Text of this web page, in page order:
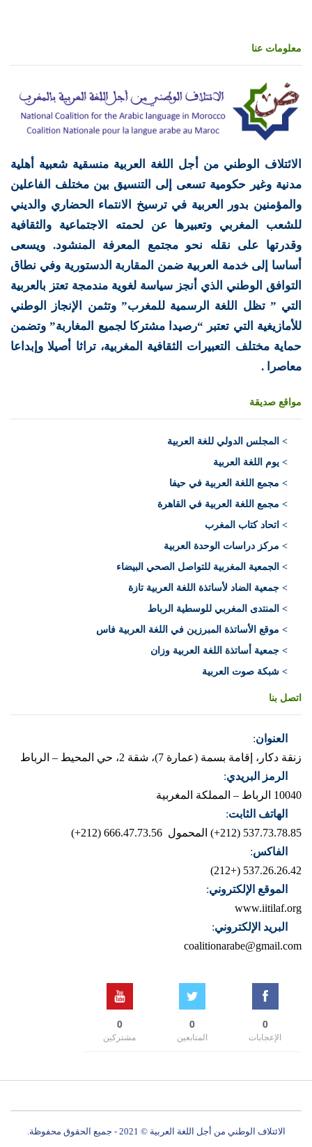
معلومات عنا
الائتلاف الوطني من أجل اللغة العربية منسقية شعبية أهلية
مدنية وغير حكومية تسعى إلى التنسيق بين مختلف الفاعلين
والمؤمنين بدور العربية في ترسيخ الانتماء الحضاري والديني
للشعب المغربي وتعبيرها عن لحمته الاجتماعية والثقافية
وقدرتها على نقله نحو مجتمع المعرفة المنشود. ويسعى
أساسا إلى خدمة العربية ضمن المقاربة الدستورية وفي نطاق
التوافق الوطني الذي أنجز سياسة لغوية مندمجة تعتز بالعربية
التي ” تظل اللغة الرسمية للمغرب” وتثمن الإنجاز الوطني
للأمازيغية التي تعتبر “رصيدا مشتركا لجميع المغاربة” وتضمن
حماية مختلف التعبيرات الثقافية المغربية، تراثا أصيلا وإبداعا
معاصرا .
مواقع صديقة
> المجلس الدولي للغة العربية
> يوم اللغة العربية
> مجمع اللغة العربية في حيفا
> مجمع اللغة العربية في القاهرة
> اتحاد كتاب المغرب
> مركز دراسات الوحدة العربية
> الجمعية المغربية للتواصل الصحي البيضاء
> جمعية الضاد لأساتذة اللغة العربية تازة
> المنتدى المغربي للوسطية الرباط
> موقع الأساتذة المبرزين في اللغة العربية فاس
> جمعية أساتذة اللغة العربية وزان
> شبكة صوت العربية
اتصل بنا
العنوان:
زنقة دكار، إقامة بسمة (عمارة 7)، شقة 2، حي المحيط – الرباط
الرمز البريدي:
10040 الرباط – المملكة المغربية
الهاتف الثابت:
537.73.78.85 (212+)
المحمول 666.47.73.56 (212+)
الفاكس:
537.26.26.42 (+212)
الموقع الإلكتروني:
www.iitilaf.org
البريد الإلكتروني:
coalitionarabe@gmail.com
0
الإعجابات
0
المتابعين
0
مشتركين
الائتلاف الوطني من أجل اللغة العربية © 2021 - جميع الحقوق محفوظة.